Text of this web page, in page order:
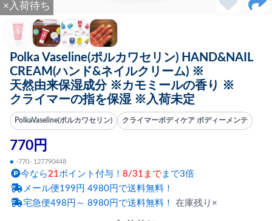
×入荷待ち
Polka Vaseline(ポルカワセリン) HAND&NAIL
CREAM(ハンド&ネイルクリーム) ※
天然由来保湿成分 ※カモミールの香り ※
クライマーの指を保湿 ※入荷未定
PolkaVaseline(ポルカワセリン) クライマーボディケア ボディーメンテ
770円
● -770- 127790448
今なら21ポイント付与！ 8/31まで まで3倍
メール便199円 4980円で送料無料！
宅急便498円～ 8980円で送料無料！ 在庫残り×